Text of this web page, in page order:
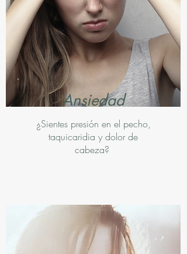
Ansiedad
¿Sientes presión en el pecho,
taquicaridia y dolor de
cabeza?